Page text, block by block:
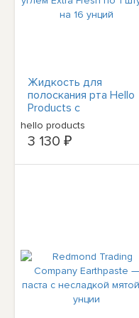
Жидкость для
полоскания рта Hello
Products с
активированным углем
Extra Fresh по 1 штуке
на 16 унций
hello products
3 130 ₽